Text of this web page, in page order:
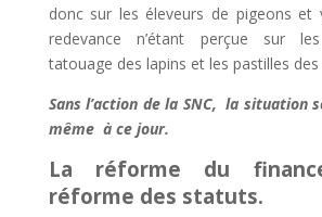
donc sur les éleveurs de pigeons et
redevance n’étant perçue sur
tatouage des lapins et les pastilles des
Sans l’action de la SNC, la situation
même à cejour.
La réforme du
réforme des statuts.